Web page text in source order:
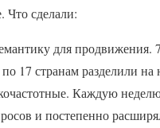
Что сделали:
для продвижения.
17 странам разделили на
Каждую
и постепенно